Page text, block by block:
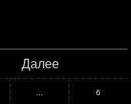
Далее
6